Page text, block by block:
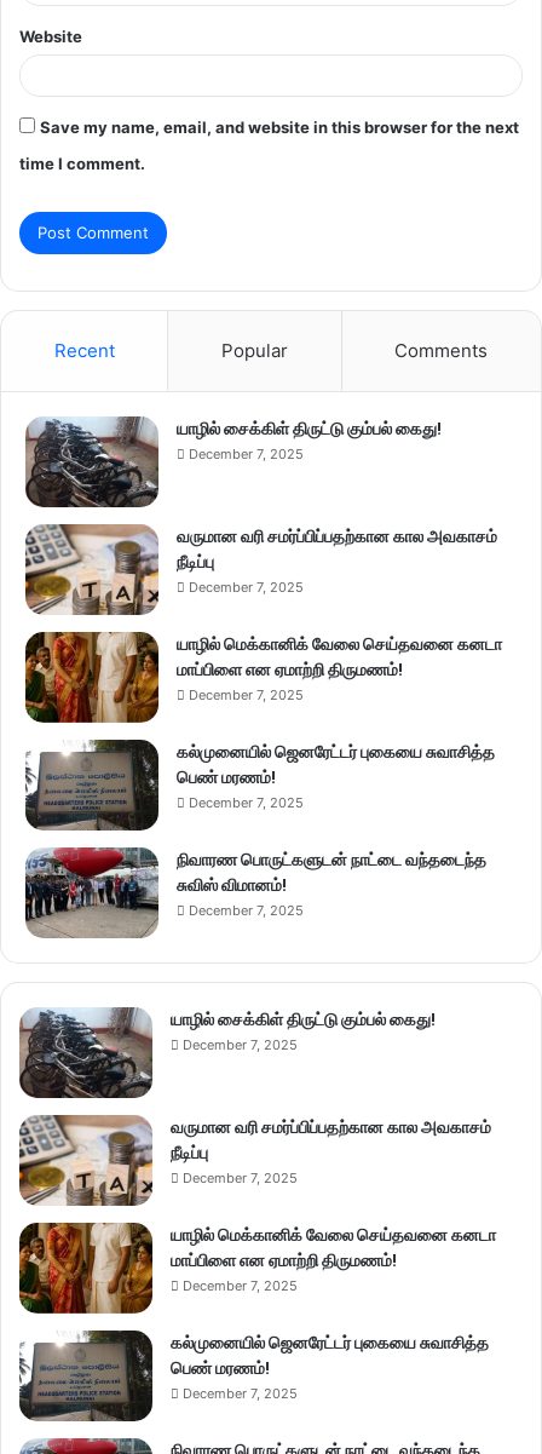
Website
Save my name, email, and website in this browser for the next
time I comment.
Recent Popular Comments
யாழில் சைக்கிள் திருட்டு கும்பல் கைது!
December 7, 2025
வருமான வரி சமர்ப்பிப்பதற்கான கால அவகாசம்
நீடிப்பு
December 7, 2025
யாழில் மெக்கானிக் வேலை செய்தவனை கனடா
மாப்பிளை என ஏமாற்றி திருமணம்!
December 7, 2025
கல்முனையில் ஜெனரேட்டர் புகையை சுவாசித்த
பெண் மரணம்!
December 7, 2025
நிவாரண பொருட்களுடன் நாட்டை வந்தடைந்த
சுவிஸ் விமானம்!
December 7, 2025
யாழில் சைக்கிள் திருட்டு கும்பல் கைது!
December 7, 2025
வருமான வரி சமர்ப்பிப்பதற்கான கால அவகாசம்
நீடிப்பு
December 7, 2025
யாழில் மெக்கானிக் வேலை செய்தவனை கனடா
மாப்பிளை என ஏமாற்றி திருமணம்!
December 7, 2025
கல்முனையில் ஜெனரேட்டர் புகையை சுவாசித்த
பெண் மரணம்!
December 7, 2025